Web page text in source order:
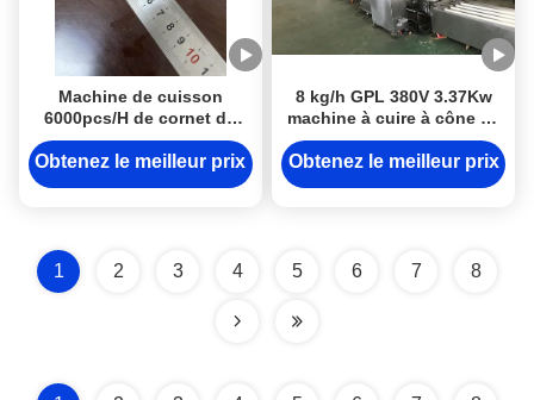
Machine de cuisson
6000pcs/H de cornet de
crème glacée
complètement automatique
Obtenez le meilleur prix
8 kg/h GPL 380V 3.37Kw
machine à cuire à cône de
crème glacée pour usine
de snacks
Obtenez le meilleur prix
1 2 3 4 5 6 7 8